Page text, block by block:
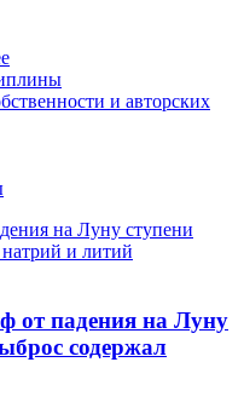
и авторских
на Луну ступени
и литий
от падения на Луну
содержал